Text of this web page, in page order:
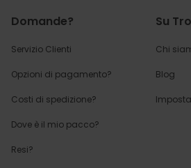
Domande?
Servizio Clienti
Opzioni di pagamento?
Costi di spedizione?
Dove è il mio pacco?
Resi?
Su
Chi
Blog